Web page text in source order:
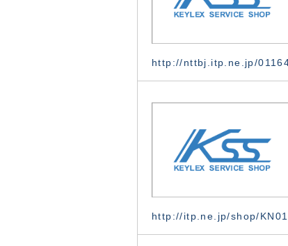
http://nttbj.itp.ne.jp/
http://itp.ne.jp/shop/